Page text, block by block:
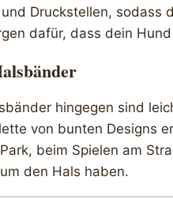
Druckstellen,
dafür, dass dein
hingegen sind
von bunten Designs
beim Spielen am
den Hals haben.